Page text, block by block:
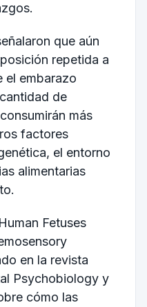
que aún
repetida a
el embarazo
de
más
factores
el entorno
alimentarias
Fetuses
en la revista
Psychobiology y
cómo las